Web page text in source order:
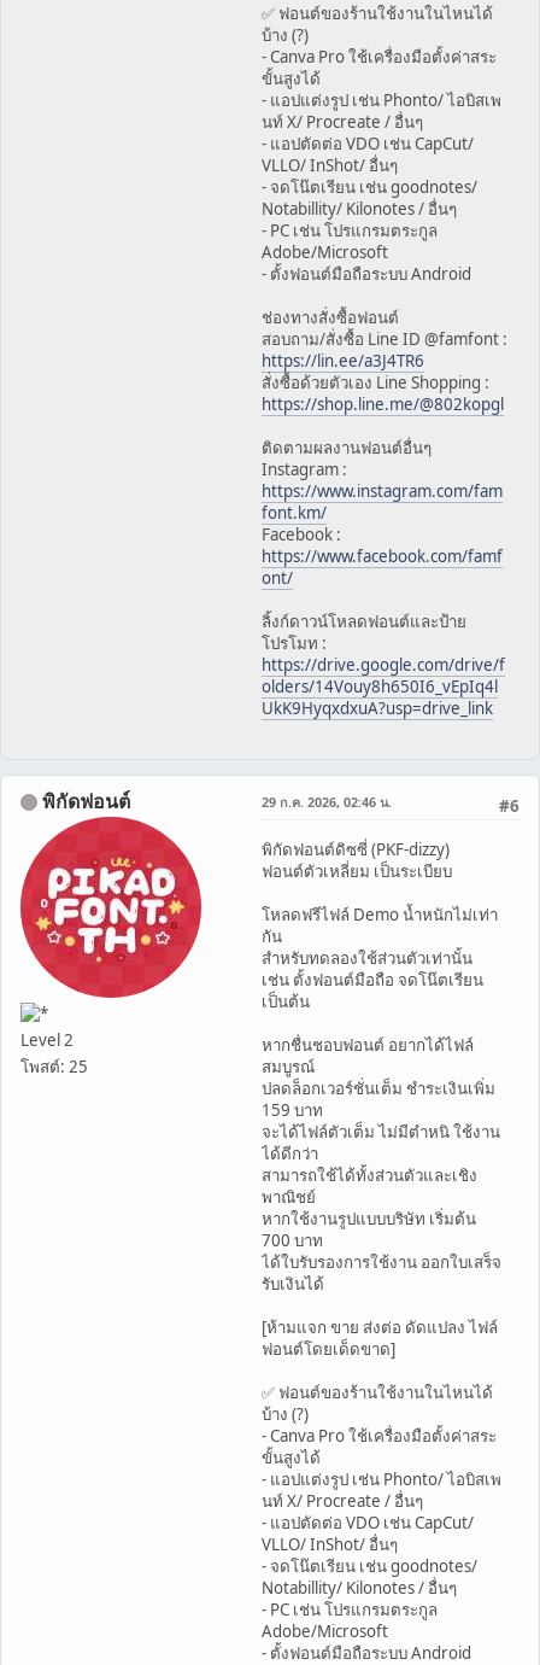
✅ ฟอนต์ของร้านใช้งานในไหนได้
บ้าง (?)
- Canva Pro ใช้เครื่องมือตั้งค่าสระ
ขั้นสูงได้
- แอปแต่งรูป เช่น Phonto/ ไอบิสเพ
นท์ X/ Procreate / อื่นๆ
- แอปตัดต่อ VDO เช่น CapCut/
VLLO/ InShot/ อื่นๆ
- จดโน๊ตเรียน เช่น goodnotes/
Notabillity/ Kilonotes / อื่นๆ
- PC เช่น โปรแกรมตระกูล
Adobe/Microsoft
- ตั้งฟอนต์มือถือระบบ Android
ช่องทางสั่งซื้อฟอนต์
สอบถาม/สั่งซื้อ Line ID @famfont :
https://lin.ee/a3J4TR6
สั่งซื้อด้วยตัวเอง Line Shopping :
https://shop.line.me/@802kopgl
ติดตามผลงานฟอนต์อื่นๆ
Instagram :
https://www.instagram.com/fam
font.km/
Facebook :
https://www.facebook.com/famf
ont/
ลิ้งก์ดาวน์โหลดฟอนต์และป้าย
โปรโมท :
https://drive.google.com/drive/f
olders/14Vouy8h650I6_vEpIq4l
UkK9HyqxdxuA?usp=drive_link
พิกัดฟอนต์
Level 2
โพสต์: 25
#6
29 ก.ค. 2026, 02:46 น.
พิกัดฟอนต์ดิซซี่ (PKF-dizzy)
ฟอนต์ตัวเหลี่ยม เป็นระเบียบ
โหลดฟรีไฟล์ Demo น้ำหนักไม่เท่า
กัน
สำหรับทดลองใช้ส่วนตัวเท่านั้น
เช่น ตั้งฟอนต์มือถือ จดโน๊ตเรียน
เป็นต้น
หากชื่นชอบฟอนต์ อยากได้ไฟล์
สมบูรณ์
ปลดล็อกเวอร์ชั่นเต็ม ชำระเงินเพิ่ม
159 บาท
จะได้ไฟล์ตัวเต็ม ไม่มีตำหนิ ใช้งาน
ได้ดีกว่า
สามารถใช้ได้ทั้งส่วนตัวและเชิง
พาณิชย์
หากใช้งานรูปแบบบริษัท เริ่มต้น
700 บาท
ได้ใบรับรองการใช้งาน ออกใบเสร็จ
รับเงินได้
[ห้ามแจก ขาย ส่งต่อ ดัดแปลง ไฟล์
ฟอนต์โดยเด็ดขาด]
✅ ฟอนต์ของร้านใช้งานในไหนได้
บ้าง (?)
- Canva Pro ใช้เครื่องมือตั้งค่าสระ
ขั้นสูงได้
- แอปแต่งรูป เช่น Phonto/ ไอบิสเพ
นท์ X/ Procreate / อื่นๆ
- แอปตัดต่อ VDO เช่น CapCut/
VLLO/ InShot/ อื่นๆ
- จดโน๊ตเรียน เช่น goodnotes/
Notabillity/ Kilonotes / อื่นๆ
- PC เช่น โปรแกรมตระกูล
Adobe/Microsoft
- ตั้งฟอนต์มือถือระบบ Android